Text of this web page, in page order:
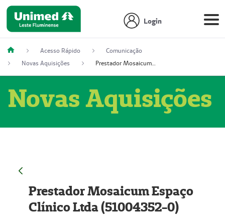
Login
Acesso Rápido
Comunicação
Novas Aquisições
Prestador Mosaicum Espaço Clínico Ltda (51004352-0)
Novas Aquisições
Prestador Mosaicum Espaço
Clínico Ltda (51004352-0)